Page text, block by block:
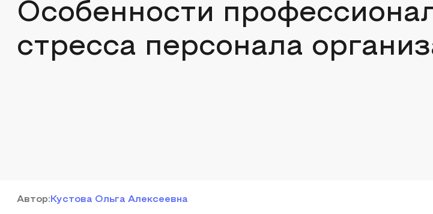
Особенности
стресса персонала
Автор: Кустова Ольга Алексеевна